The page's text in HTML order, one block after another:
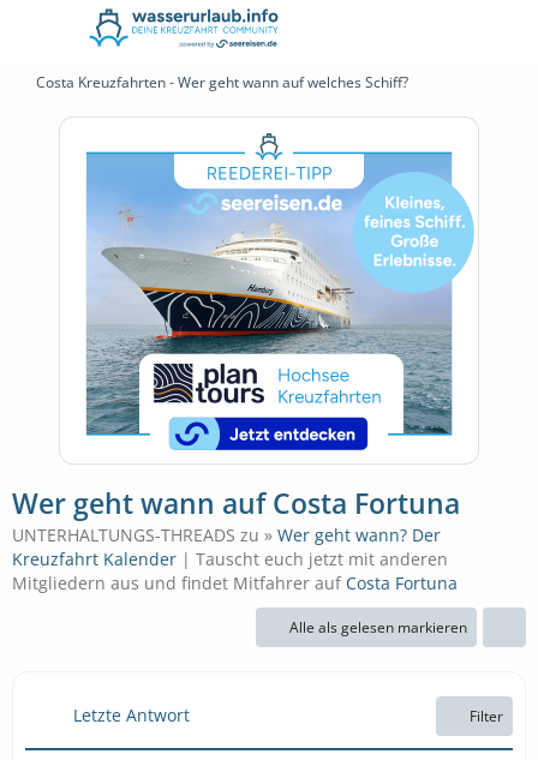
Costa Kreuzfahrten - Wer geht wann auf welches Schiff?
Wer geht wann auf Costa Fortuna
UNTERHALTUNGS-THREADS zu » Wer geht wann? Der
Kreuzfahrt Kalender | Tauscht euch jetzt mit anderen
Mitgliedern aus und findet Mitfahrer aufCosta Fortuna
Alle als gelesen markieren
Letzte Antwort Filter